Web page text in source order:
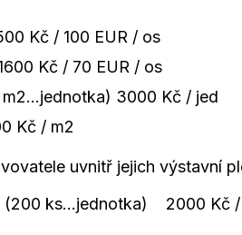
Kč / 100 EUR / os
Kč / 70 EUR / os
3000 Kč / jed
Kč / m2
uvnitř jejich výstavní
(200 ks…jednotka) 2000 Kč /